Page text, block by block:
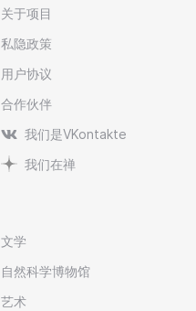
关于项目
私隐政策
用户协议
合作伙伴
我们是VKontakte
我们在禅
文学
自然科学博物馆
艺术